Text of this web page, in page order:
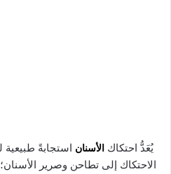
يُعَدُّ احتكاك الأسنان استجابةً طبيعية
الاحتكاك إلى تطاحن وصرير